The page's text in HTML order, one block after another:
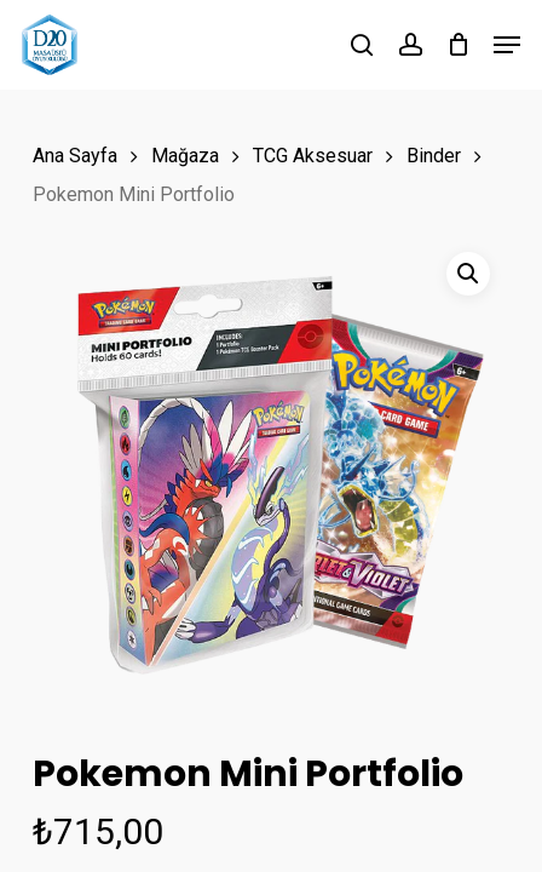
Skip
searchaccount
Ana Sayfa Mağaza TCG Aksesuar
Binder
Pokemon Mini Portfolio
Pokemon Mini Portfolio
₺715,00